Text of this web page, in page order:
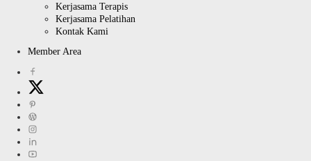
Kerjasama Terapis
Kerjasama Pelatihan
Kontak Kami
Member Area